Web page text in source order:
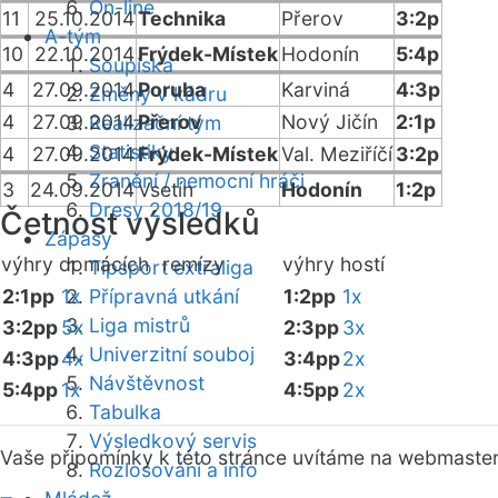
On-line
A-tým
Soupiska
Změny v kádru
Realizační tým
Statistiky
Zranění / nemocní hráči
Dresy 2018/19
Zápasy
Tipsport extraliga
Přípravná utkání
Liga mistrů
Univerzitní souboj
Návštěvnost
Tabulka
Výsledkový servis
Rozlosování a info
11
25.10.2014Technika Přerov
3:2p
10 22.10.2014Frýdek-MístekHodonín
5:4p
4
27.09.2014Poruba Karviná
4:3p
4
27.09.2014Přerov Nový Jičín
2:1p
4
27.09.2014Frýdek-MístekVal. Meziříčí3:2p
3
24.09.2014Vsetín Hodonín 1:2p
Četnost výsledků
výhry domácíchremízy výhry hostí
2:1pp 1x
3:2pp5x
4:3pp4x
5:4pp1x
1:2pp 1x
2:3pp3x
3:4pp2x
4:5pp2x
Vaše připomínky k této stránce uvítáme na webmaster